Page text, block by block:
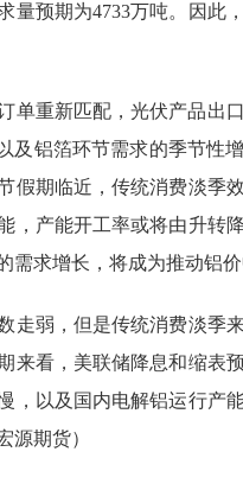
量预期为4733万吨。因此
单重新匹配，光伏产品出
及铝箔环节需求的季节性
假期临近，传统消费淡季
，产能开工率或将由升转
需求增长，将成为推动铝价
走弱，但是传统消费淡季
来看，美联储降息和缩表
，以及国内电解铝运行产
源期货）